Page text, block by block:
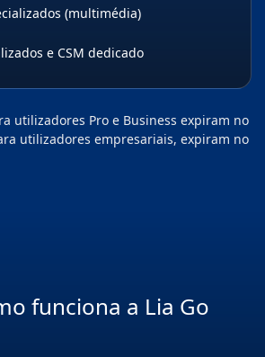
(multimédia)
e CSM dedicado
utilizadores Pro e Business expiram no
utilizadores empresariais, expiram no
funciona a Lia Go